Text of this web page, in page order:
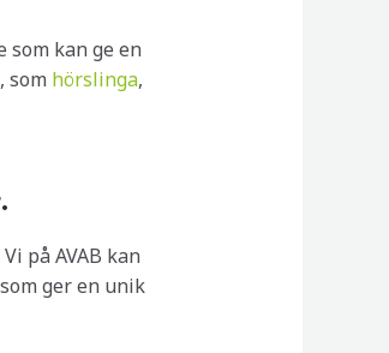
kan ge en
som hörslinga,
på AVAB kan
ger en unik